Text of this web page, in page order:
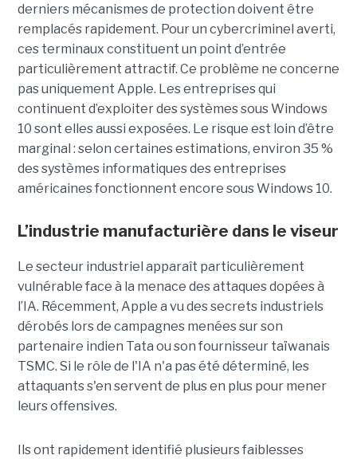
derniers mécanismes de protection doivent être
remplacés rapidement. Pour un cybercriminel averti,
ces terminaux constituent un point d’entrée
particulièrement attractif. Ce problème ne concerne
pas uniquement Apple. Les entreprises qui
continuent d’exploiter des systèmes sous Windows
10 sont elles aussi exposées. Le risque est loin d’être
marginal : selon certaines estimations, environ 35 %
des systèmes informatiques des entreprises
américaines fonctionnent encore sous Windows 10.
L’industrie manufacturière dans le viseur
Le secteur industriel apparaît particulièrement
vulnérable face à la menace des attaques dopées à
l’IA. Récemment, Apple a vu des secrets industriels
dérobés lors de campagnes menées sur son
partenaire indien Tata ou son fournisseur taïwanais
TSMC. Si le rôle de l'IA n'a pas été déterminé, les
attaquants s'en servent de plus en plus pour mener
leurs offensives.
Ils ont rapidement identifié plusieurs faiblesses